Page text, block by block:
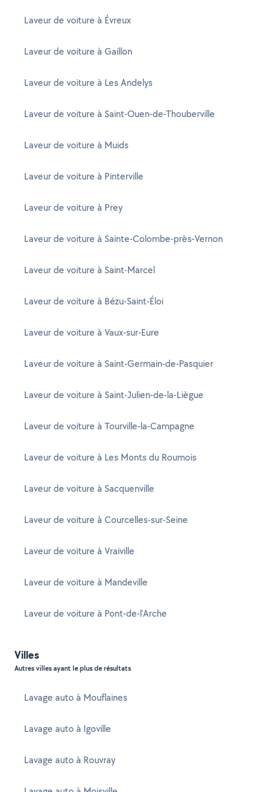
Laveur de voiture à Évreux
Laveur de voiture à Gaillon
Laveur de voiture à Les Andelys
Laveur de voiture à Saint-Ouen-de-Thouberville
Laveur de voiture à Muids
Laveur de voiture à Pinterville
Laveur de voiture à Prey
Laveur de voiture à Sainte-Colombe-près-Vernon
Laveur de voiture à Saint-Marcel
Laveur de voiture à Bézu-Saint-Éloi
Laveur de voiture à Vaux-sur-Eure
Laveur de voiture à Saint-Germain-de-Pasquier
Laveur de voiture à Saint-Julien-de-la-Liègue
Laveur de voiture à Tourville-la-Campagne
Laveur de voiture à Les Monts du Roumois
Laveur de voiture à Sacquenville
Laveur de voiture à Courcelles-sur-Seine
Laveur de voiture à Vraiville
Laveur de voiture à Mandeville
Laveur de voiture à Pont-de-l'Arche
Villes
Autres villes ayant le plus de résultats
Lavage auto à Mouflaines
Lavage auto à Igoville
Lavage auto à Rouvray